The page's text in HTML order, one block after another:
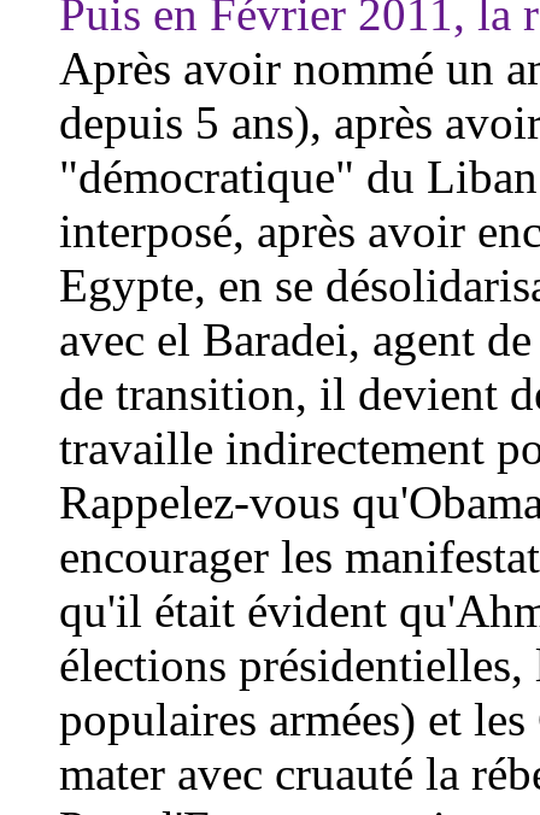
Puis en Février 2011, la
Après avoir nommé un
depuis 5 ans), après
"démocratique" du
interposé, après avoir
Egypte, en se d
avec el Baradei, agent
de transition, il devient
travaille indirectement
Rappelez-vous
encourager les
qu'il était évident
élections
populaires armées) et
mater avec cruauté la